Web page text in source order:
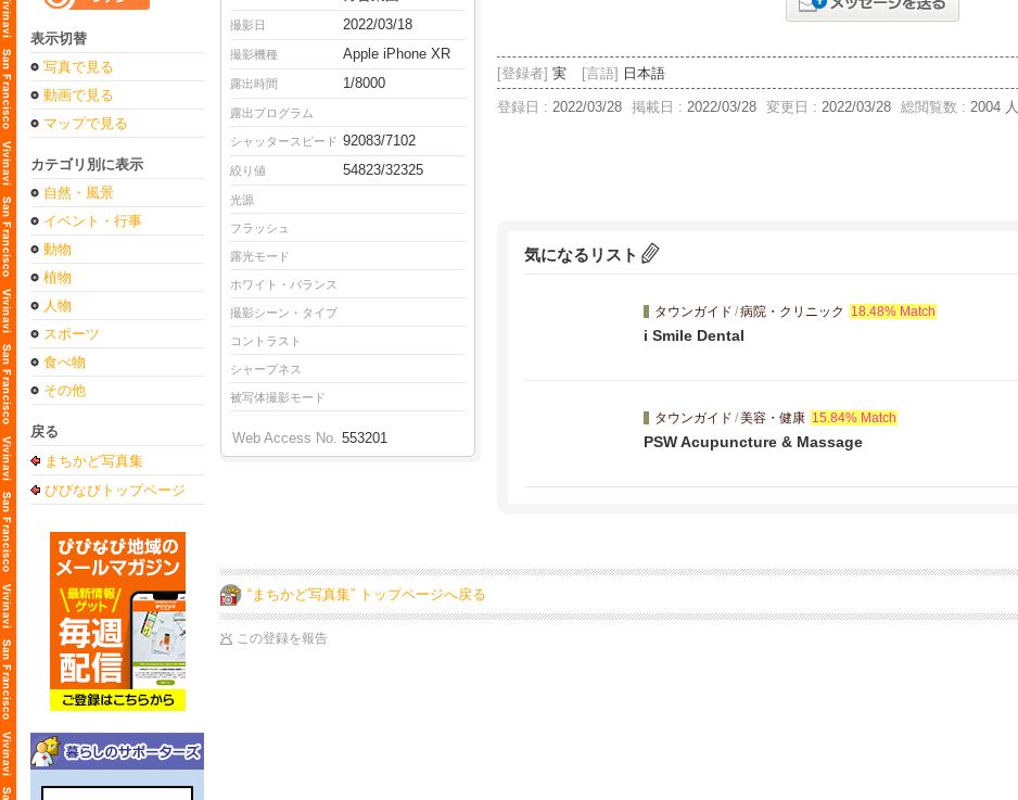
表示切替
写真で見る
動画で見る
マップで見る
カテゴリ別に表示
自然・風景
イベント・行事
動物
植物
人物
スポーツ
食べ物
その他
戻る
まちかど写真集
びびなびトップページ
撮影日 2022/03/18
撮影機種 Apple iPhone XR
露出時間 1/8000
露出プログラム
シャッタースピード 92083/7102
絞り値 54823/32325
光源
フラッシュ
露光モード
ホワイト・バランス
撮影シーン・タイプ
コントラスト
シャープネス
被写体撮影モード
Web Access No. 553201
[登録者] 実 [言語] 日本語
登録日 : 2022/03/28 掲載日 : 2022/03/28 変更日 : 2022/03/28 総閲覧数 : 2004 人
気になるリスト
タウンガイド /病院・クリニック 18.48% Match
i Smile Dental
タウンガイド /美容・健康 15.84% Match
PSW Acupuncture & Massage
“まちかど写真集” トップページへ戻る
この登録を報告